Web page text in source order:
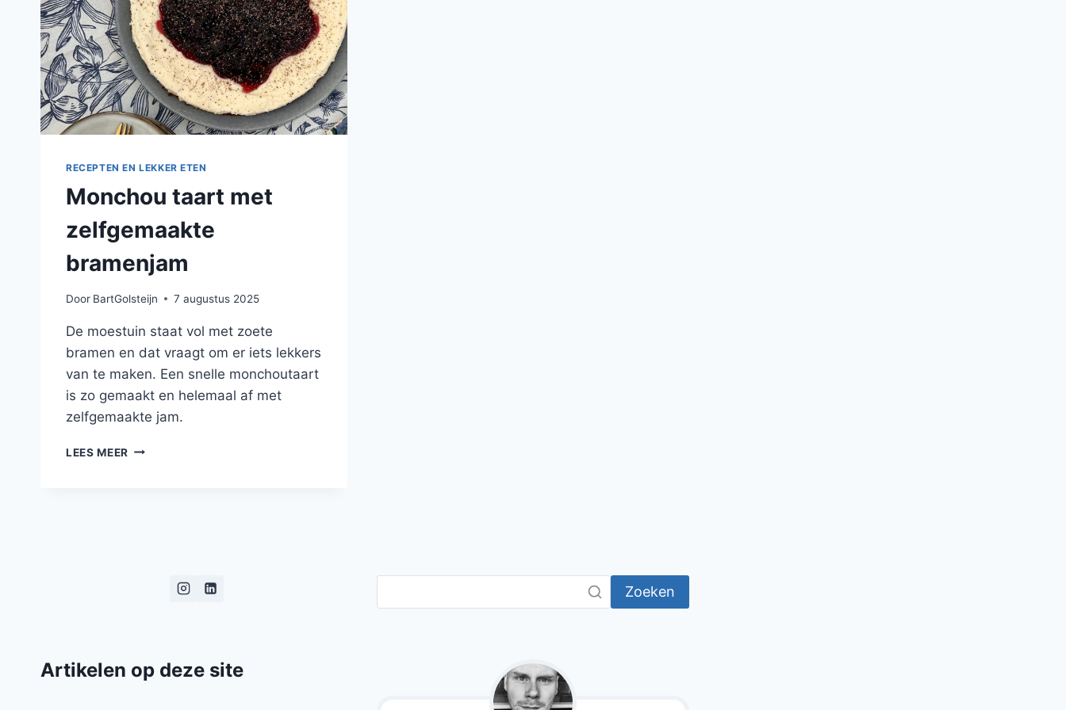
RECEPTEN EN LEKKER ETEN
Monchou taart met
zelfgemaakte
bramenjam
Door BartGolsteijn 7 augustus 2025
De moestuin staat vol met zoete
bramen en dat vraagt om er iets lekkers
van te maken. Een snelle monchoutaart
is zo gemaakt en helemaal af met
zelfgemaakte jam.
LEES MEER MONCHOU
Zoeken
Artikelen op deze site